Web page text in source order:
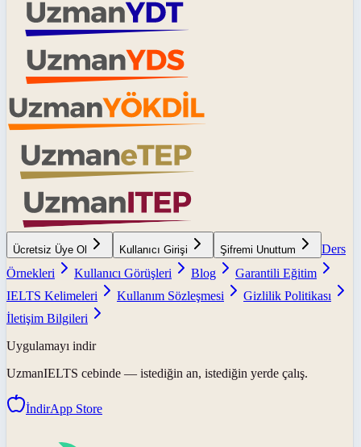
Ücretsiz Üye Ol Kullanıcı Girişi Şifremi Unuttum
Ders
Örnekleri
Kullanıcı Görüşleri Blog
Garantili Eğitim
IELTS Kelimeleri
Kullanım Sözleşmesi
Gizlilik Politikası
İletişim Bilgileri
Uygulamayı indir
UzmanIELTS cebinde — istediğin an, istediğin yerde çalış.
İndirApp Store